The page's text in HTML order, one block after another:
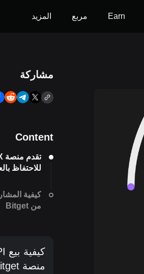
Earn مربع المزيد
مشاركة
Content
للاحتفاظ
من Bitget
كيفية بيع PI